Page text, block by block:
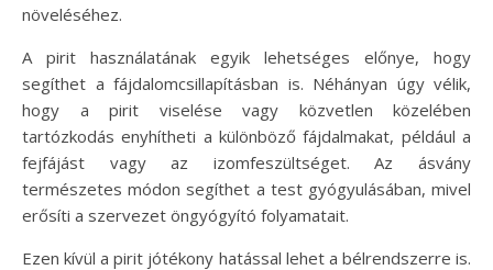
növeléséhez.
A pirit használatának egyik lehetséges előnye, hogy
segíthet a fájdalomcsillapításban is. Néhányan úgy vélik,
hogy a pirit viselése vagy közvetlen közelében
tartózkodás enyhítheti a különböző fájdalmakat, például a
fejfájást vagy az izomfeszültséget. Az ásvány
természetes módon segíthet a test gyógyulásában, mivel
erősíti a szervezet öngyógyító folyamatait.
Ezen kívül a pirit jótékony hatással lehet a bélrendszerre is.